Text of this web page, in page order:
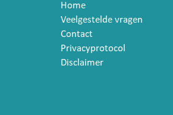
Home
Veelgestelde vragen
Contact
Privacyprotocol
Disclaimer